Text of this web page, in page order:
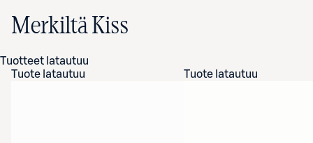
Merkiltä Kiss
Tuotteet latautuu
Tuote latautuu
Tuote latautuu